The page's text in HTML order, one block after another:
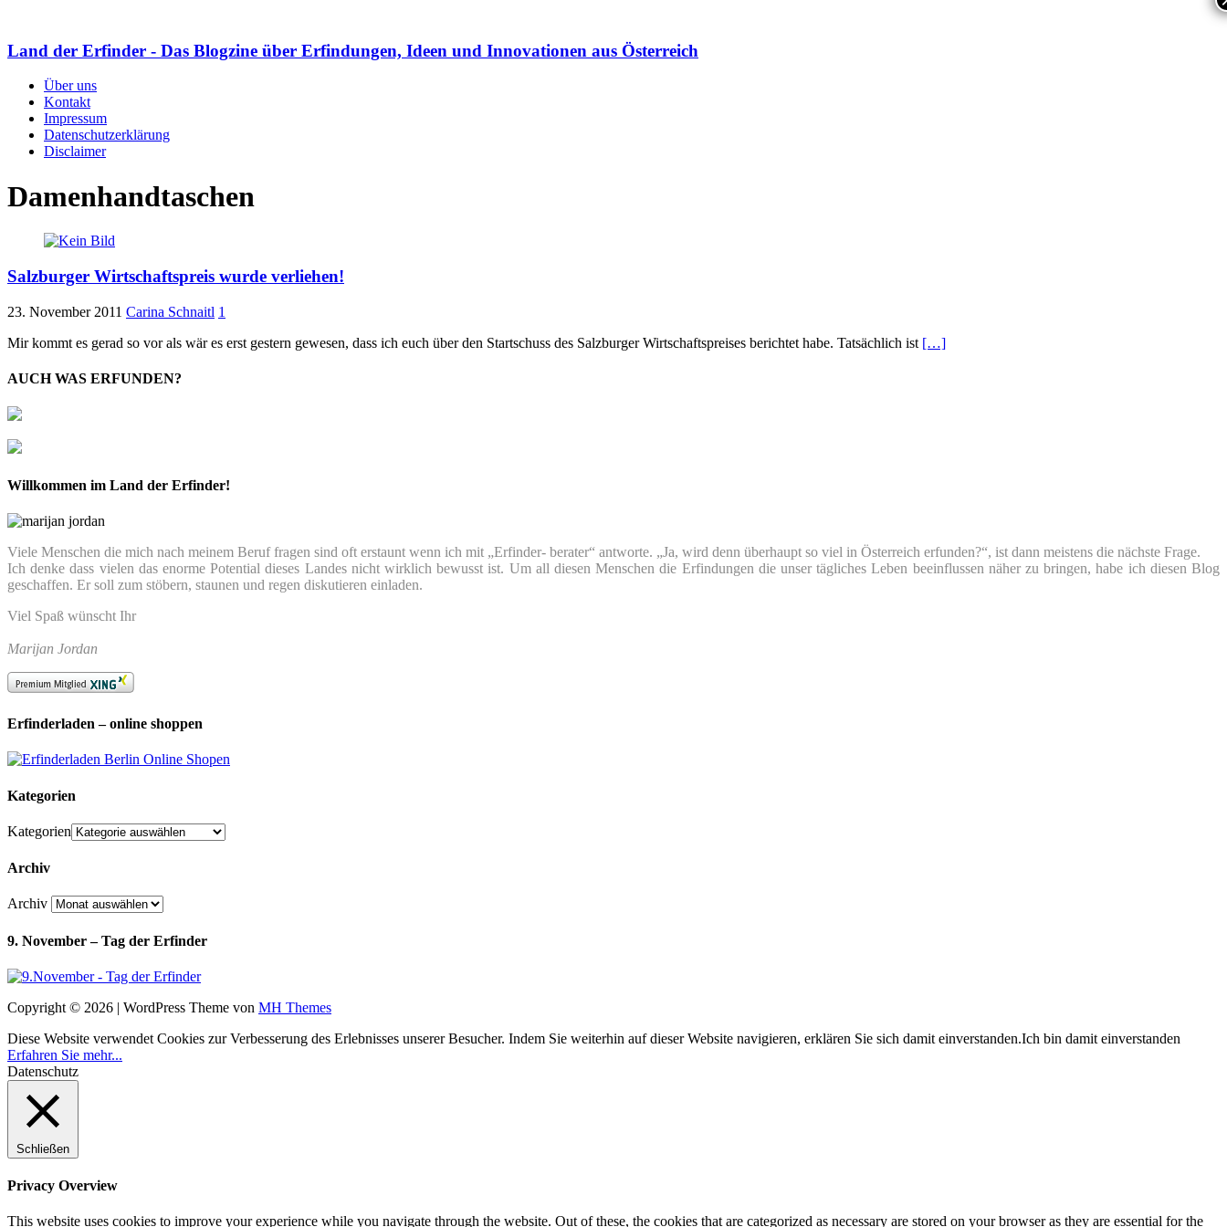
Land der Erfinder - Das Blogzine über Erfindungen, Ideen und Innovationen aus Österreich
Über uns
Kontakt
Impressum
Datenschutzerklärung
Disclaimer
Damenhandtaschen
Salzburger Wirtschaftspreis wurde verliehen!
23. November 2011 Carina Schnaitl 1
Mir kommt es gerad so vor als wär es erst gestern gewesen, dass ich euch über den Startschuss des Salzburger Wirtschaftspreises berichtet habe. Tatsächlich ist […]
AUCH WAS ERFUNDEN?
Willkommen im Land der Erfinder!
Viele Menschen die mich nach meinem Beruf fragen sind oft erstaunt wenn ich mit „Erfinder- berater“ antworte. „Ja, wird denn überhaupt so viel in Österreich erfunden?“, ist dann meistens die nächste Frage.
Ich denke dass vielen das enorme Potential dieses Landes nicht wirklich bewusst ist. Um all diesen Menschen die Erfindungen die unser tägliches Leben beeinflussen näher zu bringen, habe ich diesen Blog
geschaffen. Er soll zum stöbern, staunen und regen diskutieren einladen.
Viel Spaß wünscht Ihr
Marijan Jordan
Erfinderladen – online shoppen
Kategorien
Kategorien
Archiv
Archiv
9. November – Tag der Erfinder
Copyright © 2026 | WordPress Theme von MH Themes
Diese Website verwendet Cookies zur Verbesserung des Erlebnisses unserer Besucher. Indem Sie weiterhin auf dieser Website navigieren, erklären Sie sich damit einverstanden.Ich bin damit einverstanden
Erfahren Sie mehr...
Datenschutz
Schließen
Privacy Overview
This website uses cookies to improve your experience while you navigate through the website. Out of these, the cookies that are categorized as necessary are stored on your browser as they are essential for the